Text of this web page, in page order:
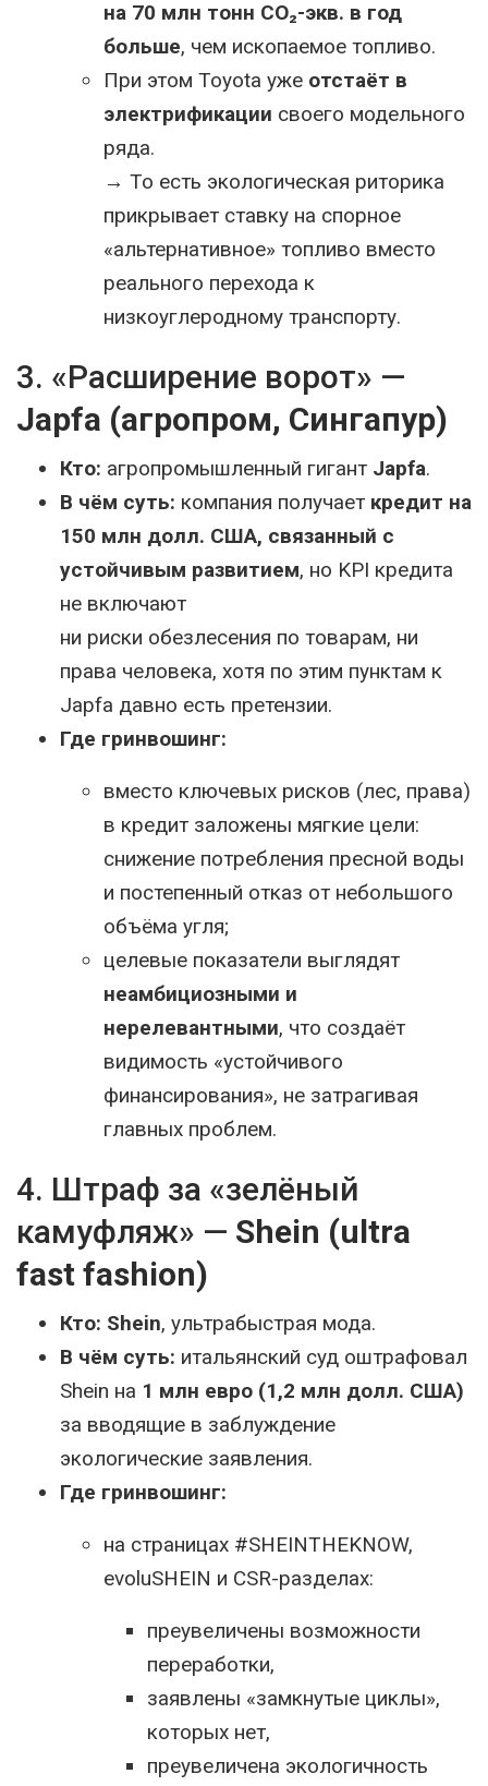
на 70 млн тонн CO₂-экв. в год
больше, чем ископаемое топливо.
При этом Toyota уже отстаёт в
электрификации своего модельного
ряда.
→ То есть экологическая риторика
прикрывает ставку на спорное
«альтернативное» топливо вместо
реального перехода к
низкоуглеродному транспорту.
3. «Расширение ворот» —
Japfa (агропром, Сингапур)
Кто: агропромышленный гигант Japfa.
В чём суть: компания получает кредит на
150 млн долл. США, связанный с
устойчивым развитием, но KPI кредита
не включают
ни риски обезлесения по товарам, ни
права человека, хотя по этим пунктам к
Japfa давно есть претензии.
Где гринвошинг:
вместо ключевых рисков (лес, права)
в кредит заложены мягкие цели:
снижение потребления пресной воды
и постепенный отказ от небольшого
объёма угля;
целевые показатели выглядят
неамбициозными и
нерелевантными, что создаёт
видимость «устойчивого
финансирования», не затрагивая
главных проблем.
4. Штраф за «зелёный
камуфляж» — Shein (ultra
fast fashion)
Кто: Shein, ультрабыстрая мода.
В чём суть: итальянский суд оштрафовал
Shein на 1 млн евро (1,2 млн долл. США)
за вводящие в заблуждение
экологические заявления.
Где гринвошинг:
на страницах #SHEINTHEKNOW,
evoluSHEIN и CSR-разделах:
преувеличены возможности
переработки,
заявлены «замкнутые циклы»,
которых нет,
преувеличена экологичность